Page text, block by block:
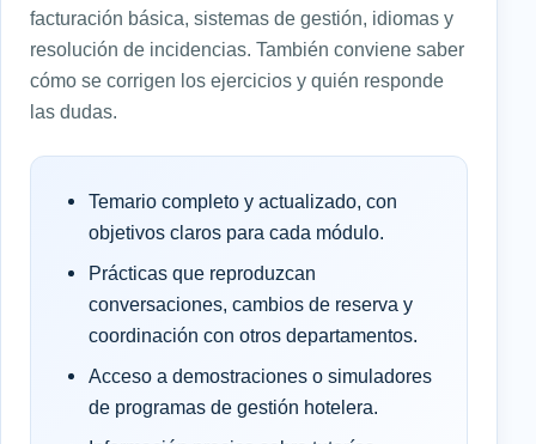
facturación básica, sistemas de gestión, idiomas y
resolución de incidencias. También conviene saber
cómo se corrigen los ejercicios y quién responde
las dudas.
Temario completo y actualizado, con
objetivos claros para cada módulo.
Prácticas que reproduzcan
conversaciones, cambios de reserva y
coordinación con otros departamentos.
Acceso a demostraciones o simuladores
de programas de gestión hotelera.